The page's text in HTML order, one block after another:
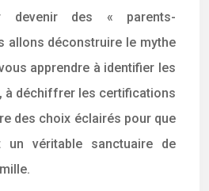
devenir des « parents-
allons déconstruire le mythe
apprendre à identifier les
à déchiffrer les certifications
des choix éclairés pour que
véritable sanctuaire de